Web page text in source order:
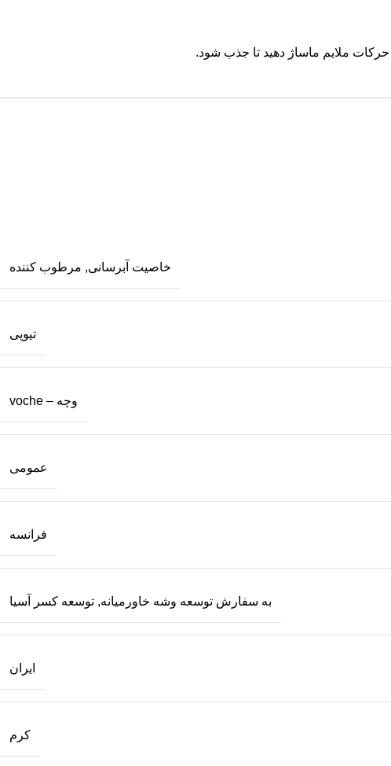
ملایم ماساژ دهید تا جذب شود.
خاصیت آبرسانی, مرطوب کننده
تیوپی
وچه – voche
عمومی
فرانسه
به سفارش توسعه وشه خاورمیانه, توسعه کسر آسیا
ایران
کرم